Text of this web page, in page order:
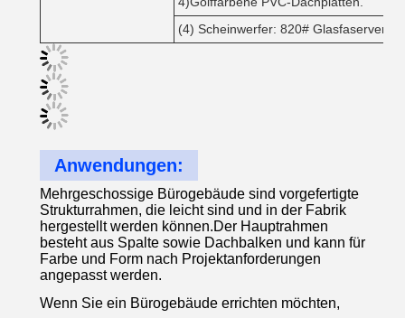
(4) Scheinwerfer: 820#
Anwendungen:
Mehrgeschossige Bürogebäude sind vorgefertigte
Strukturrahmen, die leicht sind und in der Fabrik
hergestellt werden können.Der Hauptrahmen
besteht aus Spalte sowie Dachbalken und kann für
Farbe und Form nach Projektanforderungen
angepasst werden.
Wenn Sie ein Bürogebäude errichten möchten,